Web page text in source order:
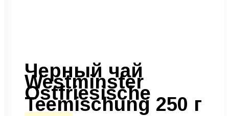
Черный чай
Westminster
Ostfriesische
Teemischung 250 г